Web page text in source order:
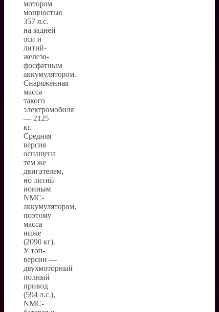
мотором
мощностью
357 л.с.
на задней
оси и
литий-
железо-
фосфатным
аккумулятором.
Снаряженная
масса
такого
электромобиля
— 2125
кг.
Средняя
версия
оснащена
тем же
двигателем,
но литий-
ионным
NMC-
аккумулятором,
поэтому
масса
ниже
(2090 кг).
У топ-
версии —
двухмоторный
полный
привод
(594 л.с.),
NMC-